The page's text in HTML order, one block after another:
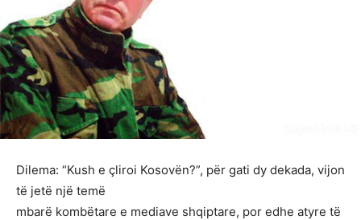
Dilema: “Kush e çliroi Kosovën?”, për gati dy dekada, vijon
të jetë një temë
mbarë kombëtare e mediave shqiptare, por edhe atyre të